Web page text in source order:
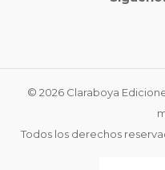
© 2026 Claraboya
Todos los derechos